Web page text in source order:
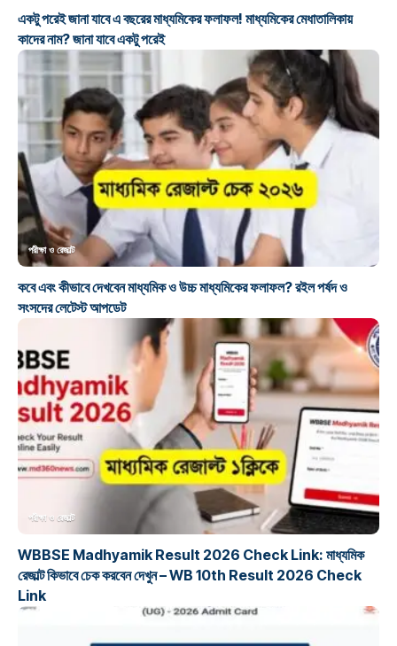
একটু পরেই জানা যাবে এ বছরের মাধ্যমিকের ফলাফল! মাধ্যমিকের মেধাতালিকায়
কাদের নাম? জানা যাবে একটু পরেই
পরীক্ষা ও রেজাল্ট
কবে এবং কীভাবে দেখবেন মাধ্যমিক ও উচ্চ মাধ্যমিকের ফলাফল? রইল পর্ষদ ও
সংসদের লেটেস্ট আপডেট
পরীক্ষা ও রেজাল্ট
WBBSE Madhyamik Result 2026 Check Link: মাধ্যমিক
রেজাল্ট কিভাবে চেক করবেন দেখুন – WB 10th Result 2026 Check
Link